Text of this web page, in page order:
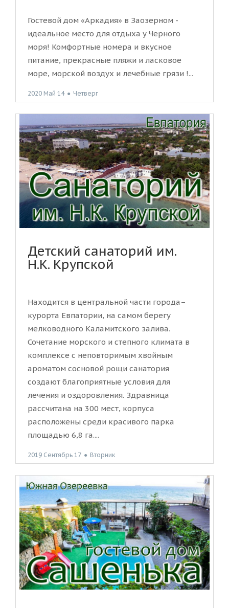
Гостевой дом «Аркадия» в Заозерном -
идеальное место для отдыха у Черного
моря! Комфортные номера и вкусное
питание, прекрасные пляжи и ласковое
море, морской воздух и лечебные грязи !...
2020 Май 14 ● Четверг
Детский санаторий им.
Н.К. Крупской
Находится в центральной части города–
курорта Евпатории, на самом берегу
мелководного Каламитского залива.
Сочетание морского и степного климата в
комплексе с неповторимым хвойным
ароматом сосновой рощи санатория
создают благоприятные условия для
лечения и оздоровления. Здравница
рассчитана на 300 мест, корпуса
расположены среди красивого парка
площадью 6,8 га....
2019 Сентябрь 17 ● Вторник